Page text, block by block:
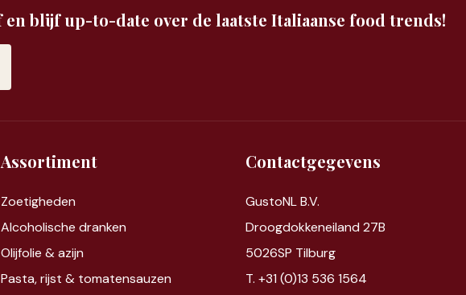
blijf up-to-date over de laatste Italiaanse food trends!
Assortiment
Zoetigheden
Alcoholische dranken
Olijfolie & azijn
Pasta, rijst & tomatensauzen
Contactgegevens
GustoNL B.V.
Droogdokkeneiland 27B
5026SP Tilburg
T. +31 (0)13 536 1564